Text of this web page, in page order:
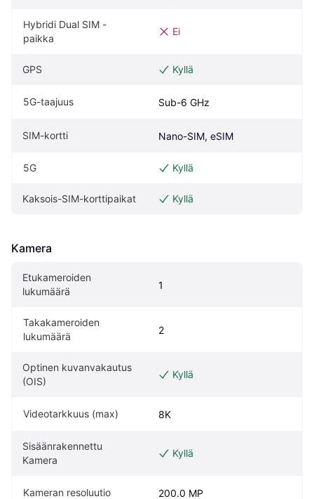
Hybridi Dual SIM -
paikka
Ei
GPS Kyllä
5G-taajuus Sub-6 GHz
SIM-kortti Nano-SIM, eSIM
5G Kyllä
Kaksois-SIM-korttipaikat Kyllä
Kamera
Etukameroiden
lukumäärä
1
Takakameroiden
lukumäärä
2
Optinen kuvanvakautus
(OIS)
Kyllä
Videotarkkuus (max) 8K
Sisäänrakennettu
Kamera
Kyllä
Kameran resoluutio 200.0 MP